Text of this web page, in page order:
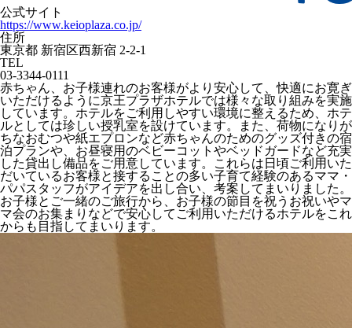
公式サイト
https://www.keioplaza.co.jp/
住所
東京都 新宿区西新宿 2-2-1
TEL
03-3344-0111
赤ちゃん、お子様連れのお客様がより安心して、快適にお寛ぎ
いただけるように京王プラザホテルでは様々な取り組みを実施
しています。ホテルをご利用しやすい環境に整えるため、ホテ
ルとしては珍しい授乳室を設けています。また、荷物になりが
ちなおむつや紙エプロンなど赤ちゃんのためのグッズ付きの宿
泊プランや、お昼寝用のベビーコットやベッドガードなど充実
した貸出し備品をご用意しています。これらは日頃ご利用いた
だいているお客様と接することの多い子育て経験のあるママ・
パパスタッフがアイデアを出し合い、考案してまいりました。
お子様とご一緒のご旅行から、お子様の節目を祝うお祝いやマ
マ会のお集まりなどで安心してご利用いただけるホテルをこれ
からも目指してまいります。